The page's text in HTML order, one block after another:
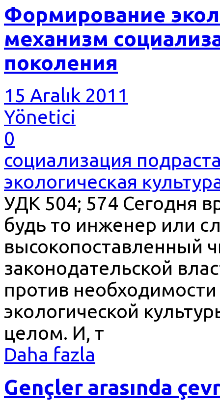
Формирование
механизм
поколения
15 Aralık 2011
Yönetici
0
социализация
экологическая
УДК 504; 574 Сегодня
будь то инженер или
высокопоставленный
законодательской
против
экологической
целом. И, т
Daha fazla
Gençler arasında